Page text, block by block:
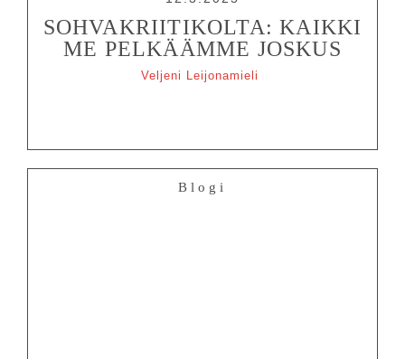
SOHVAKRIITIKOLTA: KAIKKI
ME PELKÄÄMME JOSKUS
Veljeni Leijonamieli
Blogi